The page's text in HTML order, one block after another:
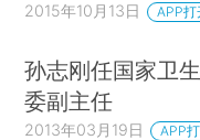
2015年10月13日 APP打
孙志刚任国家卫
委副主任
2013年03月19日 APP